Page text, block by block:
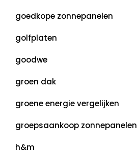
goedkope zonnepanelen
golfplaten
goodwe
groen dak
groene energie vergelijken
groepsaankoop zonnepanelen
h&m